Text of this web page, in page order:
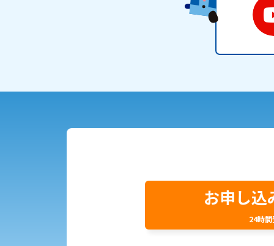
お申し込
24時間